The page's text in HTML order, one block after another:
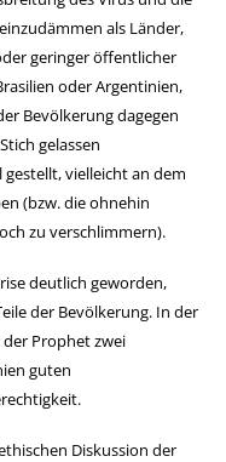
als Länder,
geringer öffentlicher
oder Argentinien,
Bevölkerung dagegen
gelassen
vielleicht an dem
(bzw. die ohnehin
zu verschlimmern).
deutlich geworden,
der Bevölkerung. In der
Prophet zwei
guten
Diskussion der